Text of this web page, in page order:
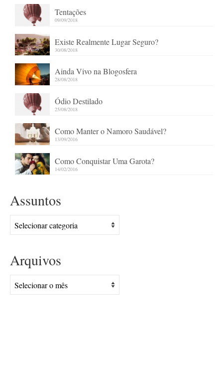
Tentações
09/09/2018
Existe Realmente Lugar Seguro?
30/08/2018
Ainda Vivo na Blogosfera
28/08/2018
Ódio Destilado
25/08/2018
Como Manter o Namoro Saudável?
13/09/2016
Como Conquistar Uma Garota?
14/02/2016
Assuntos
Assuntos
Arquivos
Arquivos